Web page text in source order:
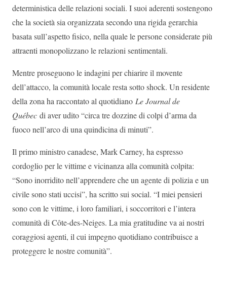
deterministica delle relazioni sociali. I suoi aderenti sostengono
che la società sia organizzata secondo una rigida gerarchia
basata sull’aspetto fisico, nella quale le persone considerate più
attraenti monopolizzano le relazioni sentimentali.
Mentre proseguono le indagini per chiarire il movente
dell’attacco, la comunità locale resta sotto shock. Un residente
della zona ha raccontato al quotidiano Le Journal de
Québec di aver udito “circa tre dozzine di colpi d’arma da
fuoco nell’arco di una quindicina di minuti”.
Il primo ministro canadese, Mark Carney, ha espresso
cordoglio per le vittime e vicinanza alla comunità colpita:
“Sono inorridito nell’apprendere che un agente di polizia e un
civile sono stati uccisi”, ha scritto sui social. “I miei pensieri
sono con le vittime, i loro familiari, i soccorritori e l’intera
comunità di Côte-des-Neiges. La mia gratitudine va ai nostri
coraggiosi agenti, il cui impegno quotidiano contribuisce a
proteggere le nostre comunità”.